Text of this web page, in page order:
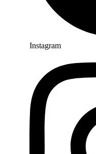
Instagram